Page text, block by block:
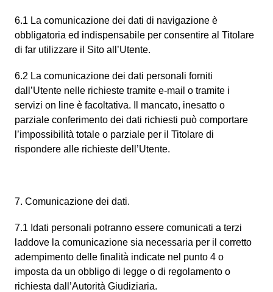
6.1 La comunicazione dei dati di navigazione è
obbligatoria ed indispensabile per consentire al Titolare
di far utilizzare il Sito all’Utente.
6.2 La comunicazione dei dati personali forniti
dall’Utente nelle richieste tramite e-mail o tramite i
servizi on line è facoltativa. Il mancato, inesatto o
parziale conferimento dei dati richiesti può comportare
l’impossibilità totale o parziale per il Titolare di
rispondere alle richieste dell’Utente.
7. Comunicazione dei dati.
7.1 Idati personali potranno essere comunicati a terzi
laddove la comunicazione sia necessaria per il corretto
adempimento delle finalità indicate nel punto 4 o
imposta da un obbligo di legge o di regolamento o
richiesta dall’Autorità Giudiziaria.